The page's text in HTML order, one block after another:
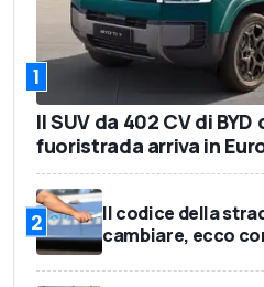
1
Il SUV da 402 CV di
fuoristrada arriva in
2
Il codice della
cambiare, ecco